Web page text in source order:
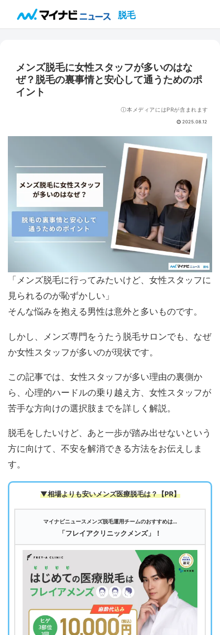
脱毛
メンズ脱毛に女性スタッフが多いのはな
ぜ？脱毛の裏事情と安心して通うためのポ
イント
ⓘ本メディアにはPRが含まれます
2025.08.12
「メンズ脱毛に行ってみたいけど、女性スタッフに
見られるのが恥ずかしい」
そんな悩みを抱える男性は意外と多いものです。
しかし、メンズ専門をうたう脱毛サロンでも、なぜ
か女性スタッフが多いのが現状です。
この記事では、女性スタッフが多い理由の裏側か
ら、心理的ハードルの乗り越え方、女性スタッフが
苦手な方向けの選択肢までを詳しく解説。
脱毛をしたいけど、あと一歩が踏み出せないという
方に向けて、不安を解消できる方法をお伝えしま
す。
▼相場よりも安いメンズ医療脱毛は？【PR】
マイナビニュースメンズ脱毛運用チームのおすすめは…
「フレイアクリニックメンズ」！